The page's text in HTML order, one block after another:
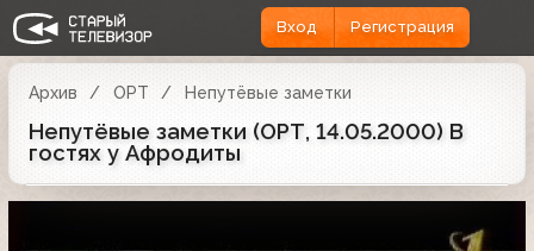
Вход Регистрация
Архив ОРТ Непутёвые заметки
Непутёвые заметки (ОРТ, 14.05.2000) В
гостях у Афродиты